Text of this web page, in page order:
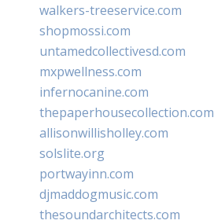
walkers-treeservice.com
shopmossi.com
untamedcollectivesd.com
mxpwellness.com
infernocanine.com
thepaperhousecollection.com
allisonwillisholley.com
solslite.org
portwayinn.com
djmaddogmusic.com
thesoundarchitects.com